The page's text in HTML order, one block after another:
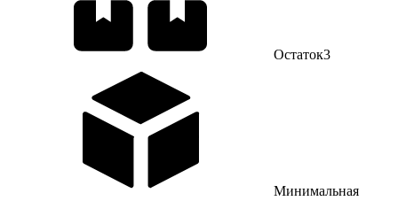
Остаток3
Минимальная